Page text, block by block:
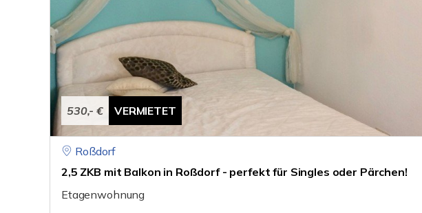
530,- € VERMIETET
Roßdorf
2,5 ZKB mit Balkon in Roßdorf - perfekt für Singles oder Pärchen!
Etagenwohnung